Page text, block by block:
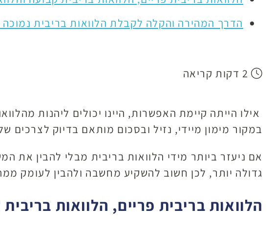
הדרך המהירה והקלה לקבלת הלוואות בריבית
2 דקות קריאה
אילו הייתה קיימת האפשרות, היינו יכולים ליהנות
במקור מימון מיידי, נזיל ובסכום מותאם בדיוק
אם ניעזר ביותר מידי הלוואות בריבית מבלי להבין
גדולה יותר, לכן חשוב להשקיע מחשבה ולהבין לעומק
הלוואות בריבית פריים, הלוואות